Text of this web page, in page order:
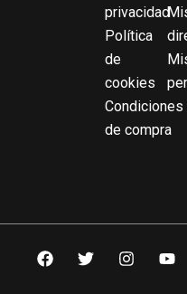
privacidad
Política
de
cookies
Condiciones
de compra
F
a
T
w
I
n
Y
o